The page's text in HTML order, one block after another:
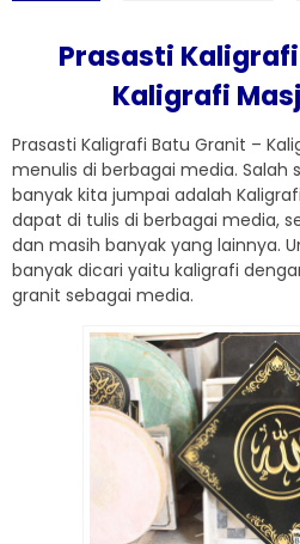
Prasasti
Kaligrafi
Prasasti Kaligrafi Batu Granit –
menulis di berbagai media. Salah
banyak kita jumpai adalah
dapat di tulis di berbagai media,
dan masih banyak yang lainnya.
banyak dicari yaitu kaligrafi
granit sebagai media.